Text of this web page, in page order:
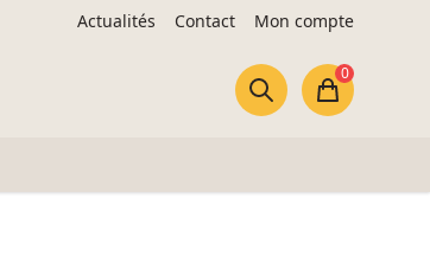
Actualités Contact Mon compte
Panier
0